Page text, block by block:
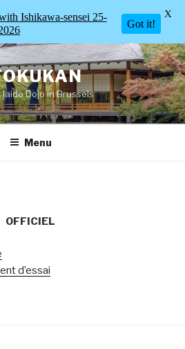
Iaido Dojo in Brussels
Menu
OFFICIEL
d’essai
Ishikawa-sensei 25-
Got it!
X